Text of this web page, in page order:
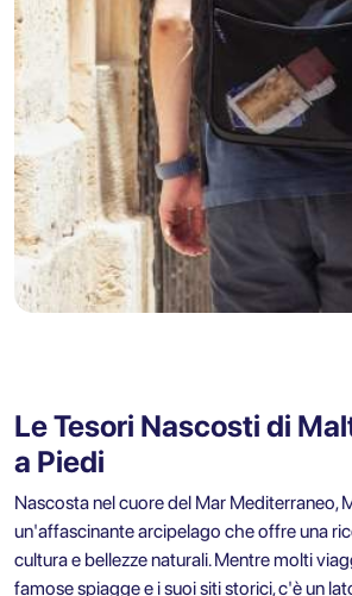
Le Tesori Nascosti di
a Piedi
Nascosta nel cuore del Mar Mediterraneo,
un'affascinante arcipelago che offre una
cultura e bellezze naturali. Mentre molti
famose spiagge e i suoi siti storici, c'è un